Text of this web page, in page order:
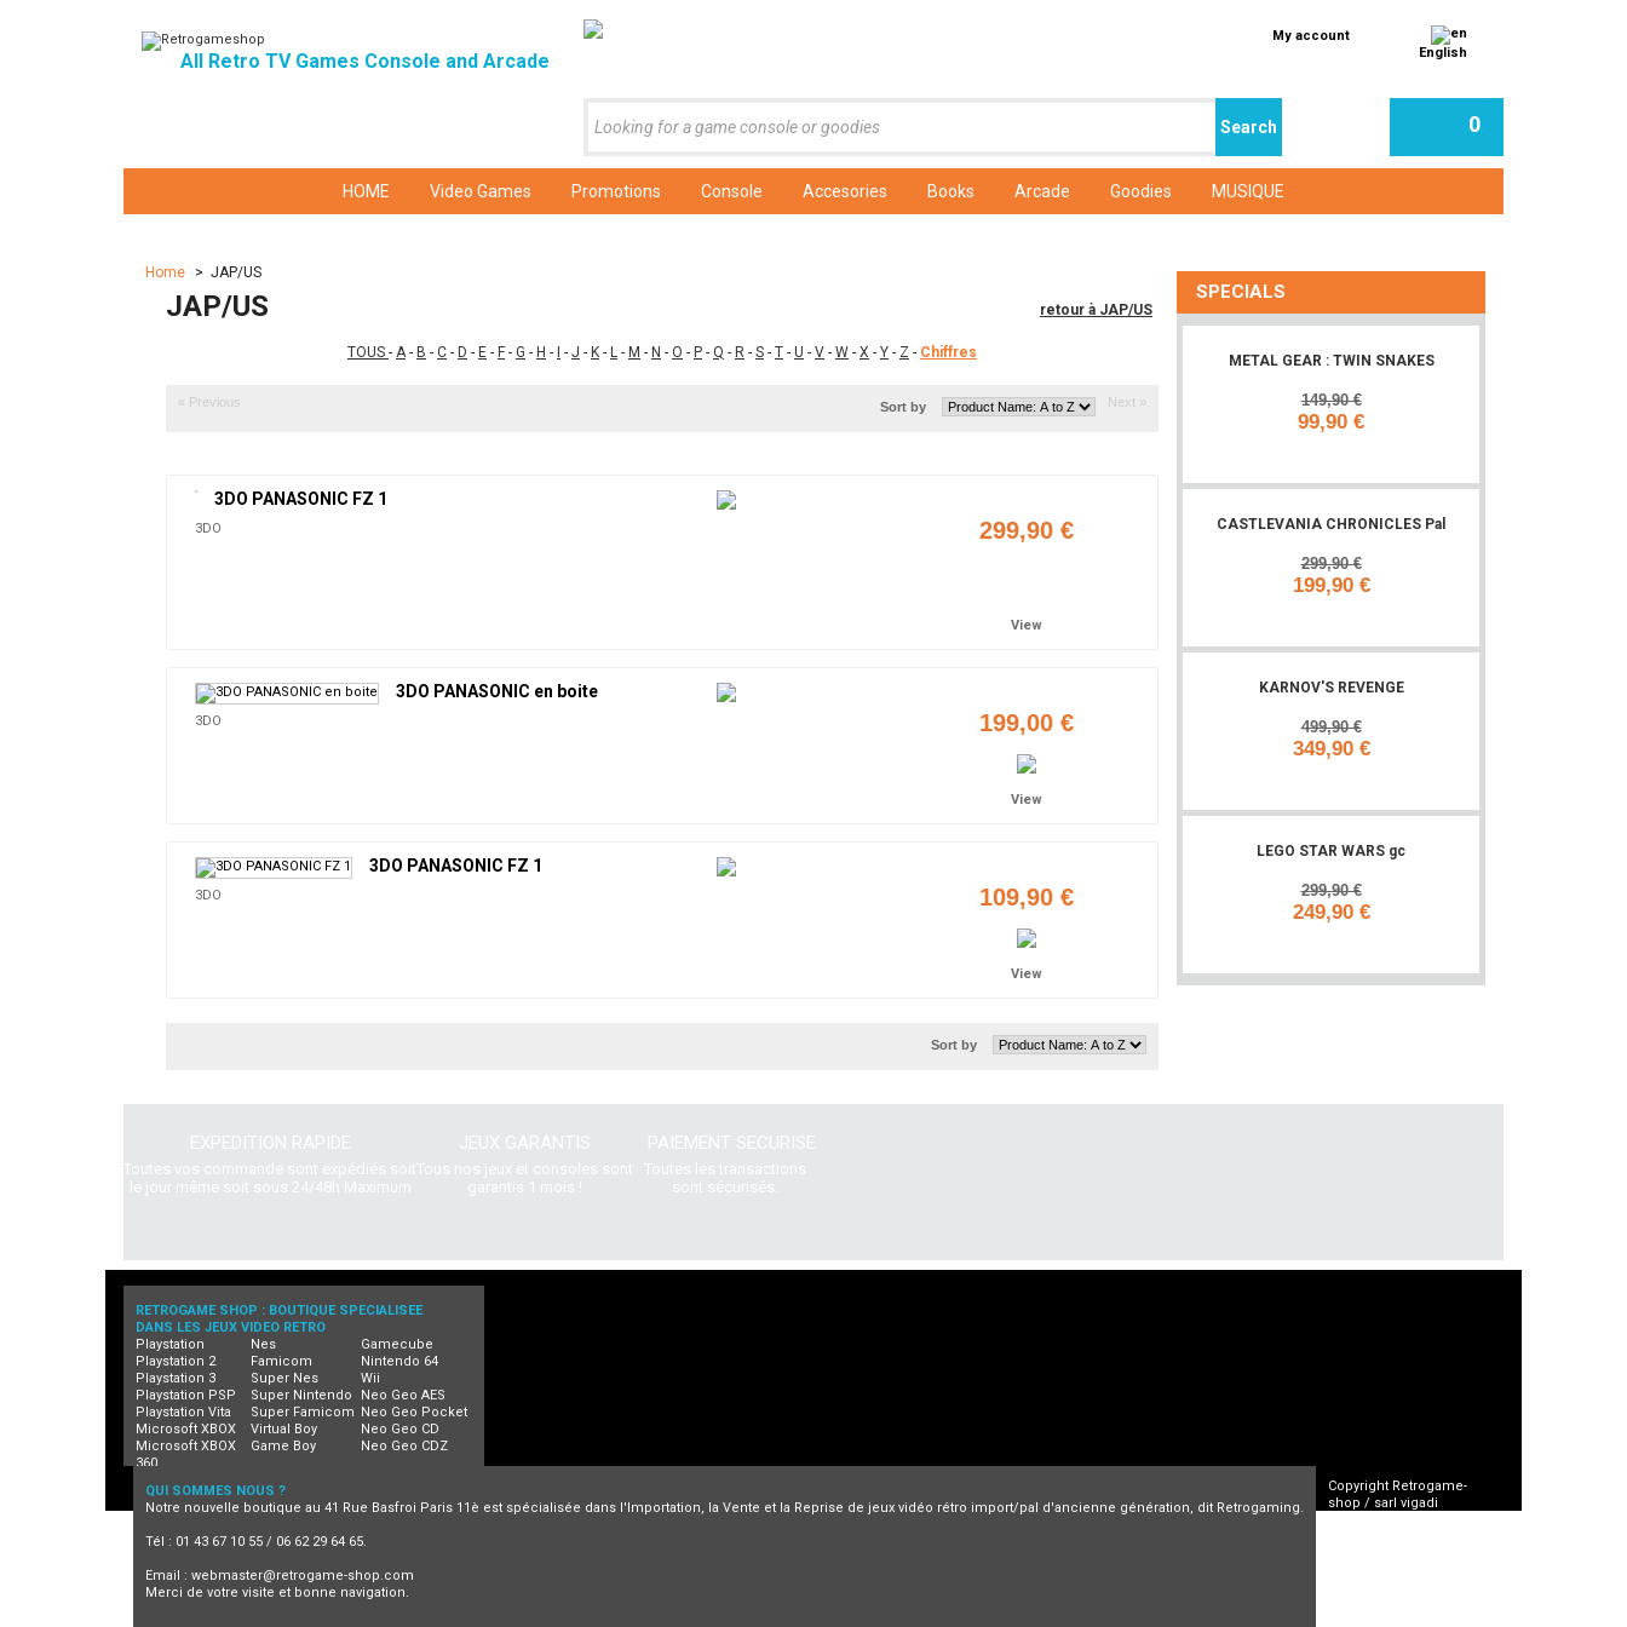
All Retro TV Games Console and Arcade
My account
English
0
HOME Video Games Promotions Console Accesories Books Arcade Goodies MUSIQUE
Home > JAP/US
retour à JAP/US
JAP/US
TOUS - A- B - C - D - E - F - G - H - - J - K - L - M - N - O - P - Q - R - S - T - U - V - W - X - Y - Z - Chiffres
« Previous Next »
Sort by
3DO PANASONIC FZ 1
3DO 299,90 €
View
3DO PANASONIC en boite
3DO 199,00 €
View
3DO PANASONIC FZ 1
3DO 109,90 €
View
Sort by
SPECIALS
METAL GEAR : TWIN SNAKES
149,90 €
99,90 €
CASTLEVANIA CHRONICLES Pal
299,90 €
199,90 €
KARNOV'S REVENGE
499,90 €
349,90 €
LEGO STAR WARS gc
299,90 €
249,90 €
EXPEDITION RAPIDE
Toutes vos commande sont expédiés soit
le jour même soit sous 24/48h Maximum
JEUX GARANTIS
Tous nos jeux et consoles sont
garantis 1 mois !
PAIEMENT SECURISE
Toutes les transactions
sont sécurisés.
RETROGAME SHOP : BOUTIQUE SPECIALISEE
DANS LES JEUX VIDEO RETRO
Playstation
Playstation 2
Playstation 3
Playstation PSP
Playstation Vita
Microsoft XBOX
Microsoft XBOX
360
Nes
Famicom
Super Nes
Super Nintendo
Super Famicom
Virtual Boy
Game Boy
Gamecube
Nintendo 64
Wii
Neo Geo AES
Neo Geo Pocket
Neo Geo CD
Neo Geo CDZ
QUI SOMMES NOUS ?
Notre nouvelle boutique au 41 Rue Basfroi Paris 11è est spécialisée dans l'Importation, la Vente et la Reprise de jeux vidéo rétro import/pal d'ancienne génération, dit Retrogaming.
Tél : 01 43 67 10 55 / 06 62 29 64 65.
Email : webmaster@retrogame-shop.com
Merci de votre visite et bonne navigation.
Copyright Retrogame-
shop / sarl vigadi